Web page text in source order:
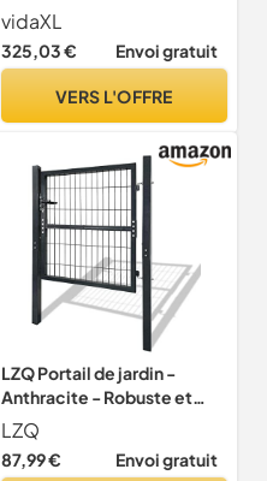
Acier Gris Verrouillable
vidaXL
325,03 € Envoi gratuit
VERS L'OFFRE
LZQ Portail de jardin -
Anthracite - Robuste et
durable - Verrouillable -
Protection contre la
corrosion et durabilité -
LZQ
87,99 € Envoi gratuit